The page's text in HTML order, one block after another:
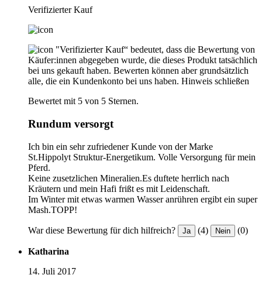
Verifizierter Kauf
"Verifizierter Kauf“ bedeutet, dass die Bewertung von
Käufer:innen abgegeben wurde, die dieses Produkt tatsächlich
bei uns gekauft haben. Bewerten können aber grundsätzlich
alle, die ein Kundenkonto bei uns haben. Hinweis schließen
Bewertet mit 5 von 5 Sternen.
Rundum versorgt
Ich bin ein sehr zufriedener Kunde von der Marke
St.Hippolyt Struktur-Energetikum. Volle Versorgung für mein
Pferd.
Keine zusetzlichen Mineralien.Es duftete herrlich nach
Kräutern und mein Hafi frißt es mit Leidenschaft.
Im Winter mit etwas warmen Wasser anrühren ergibt ein super
Mash.TOPP!
War diese Bewertung für dich hilfreich? Ja (4) Nein (0)
Katharina
14. Juli 2017